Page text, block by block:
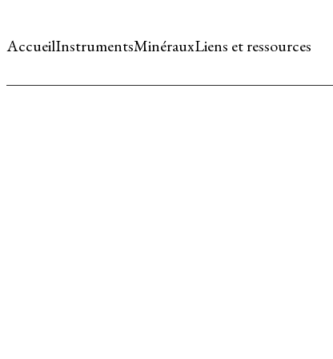
AccueilInstrumentsMinérauxLiens et ressources